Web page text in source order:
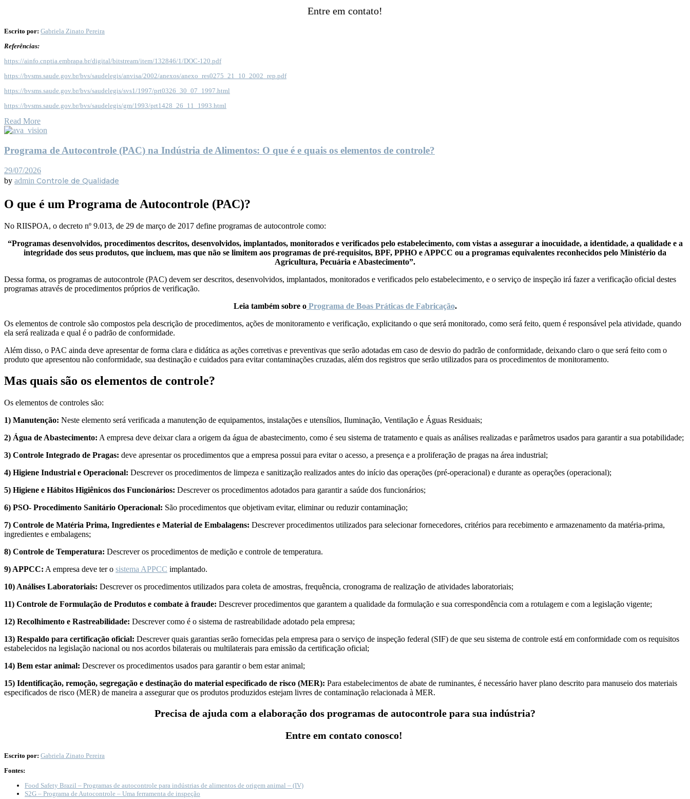
Entre em contato!
Escrito por: Gabriela Zinato Pereira
Referências:
https://ainfo.cnptia.embrapa.br/digital/bitstream/item/132846/1/DOC-120.pdf
https://bvsms.saude.gov.br/bvs/saudelegis/anvisa/2002/anexos/anexo_res0275_21_10_2002_rep.pdf
https://bvsms.saude.gov.br/bvs/saudelegis/svs1/1997/prt0326_30_07_1997.html
https://bvsms.saude.gov.br/bvs/saudelegis/gm/1993/prt1428_26_11_1993.html
Read More
Programa de Autocontrole (PAC) na Indústria de Alimentos: O que é e quais os elementos de controle?
29/07/2026
by admin Controle de Qualidade
O que é um Programa de Autocontrole (PAC)?
No RIISPOA, o decreto nº 9.013, de 29 de março de 2017 define programas de autocontrole como:
“Programas desenvolvidos, procedimentos descritos, desenvolvidos, implantados, monitorados e verificados pelo estabelecimento, com vistas a assegurar a inocuidade, a identidade, a qualidade e a
integridade dos seus produtos, que incluem, mas que não se limitem aos programas de pré-requisitos, BPF, PPHO e APPCC ou a programas equivalentes reconhecidos pelo Ministério da
Agricultura, Pecuária e Abastecimento”.
Dessa forma, os programas de autocontrole (PAC) devem ser descritos, desenvolvidos, implantados, monitorados e verificados pelo estabelecimento, e o serviço de inspeção irá fazer a verificação oficial destes
programas através de procedimentos próprios de verificação.
Leia também sobre oPrograma de Boas Práticas de Fabricação.
Os elementos de controle são compostos pela descrição de procedimentos, ações de monitoramento e verificação, explicitando o que será monitorado, como será feito, quem é responsável pela atividade, quando
ela será realizada e qual é o padrão de conformidade.
Além disso, o PAC ainda deve apresentar de forma clara e didática as ações corretivas e preventivas que serão adotadas em caso de desvio do padrão de conformidade, deixando claro o que será feito com o
produto que apresentou não conformidade, sua destinação e cuidados para evitar contaminações cruzadas, além dos registros que serão utilizados para os procedimentos de monitoramento.
Mas quais são os elementos de controle?
Os elementos de controles são:
1) Manutenção: Neste elemento será verificada a manutenção de equipamentos, instalações e utensílios, Iluminação, Ventilação e Águas Residuais;
2) Água de Abastecimento: A empresa deve deixar clara a origem da água de abastecimento, como é seu sistema de tratamento e quais as análises realizadas e parâmetros usados para garantir a sua potabilidade;
3) Controle Integrado de Pragas: deve apresentar os procedimentos que a empresa possui para evitar o acesso, a presença e a proliferação de pragas na área industrial;
4) Higiene Industrial e Operacional: Descrever os procedimentos de limpeza e sanitização realizados antes do início das operações (pré-operacional) e durante as operações (operacional);
5) Higiene e Hábitos Higiênicos dos Funcionários: Descrever os procedimentos adotados para garantir a saúde dos funcionários;
6) PSO- Procedimento Sanitário Operacional: São procedimentos que objetivam evitar, eliminar ou reduzir contaminação;
7) Controle de Matéria Prima, Ingredientes e Material de Embalagens: Descrever procedimentos utilizados para selecionar fornecedores, critérios para recebimento e armazenamento da matéria-prima,
ingredientes e embalagens;
8) Controle de Temperatura: Descrever os procedimentos de medição e controle de temperatura.
9) APPCC: A empresa deve ter o sistema APPCC implantado.
10) Análises Laboratoriais: Descrever os procedimentos utilizados para coleta de amostras, frequência, cronograma de realização de atividades laboratoriais;
11) Controle de Formulação de Produtos e combate à fraude: Descrever procedimentos que garantem a qualidade da formulação e sua correspondência com a rotulagem e com a legislação vigente;
12) Recolhimento e Rastreabilidade: Descrever como é o sistema de rastreabilidade adotado pela empresa;
13) Respaldo para certificação oficial: Descrever quais garantias serão fornecidas pela empresa para o serviço de inspeção federal (SIF) de que seu sistema de controle está em conformidade com os requisitos
estabelecidos na legislação nacional ou nos acordos bilaterais ou multilaterais para emissão da certificação oficial;
14) Bem estar animal: Descrever os procedimentos usados para garantir o bem estar animal;
15) Identificação, remoção, segregação e destinação do material especificado de risco (MER): Para estabelecimentos de abate de ruminantes, é necessário haver plano descrito para manuseio dos materiais
especificados de risco (MER) de maneira a assegurar que os produtos produzidos estejam livres de contaminação relacionada à MER.
Precisa de ajuda com a elaboração dos programas de autocontrole para sua indústria?
Entre em contato conosco!
Escrito por: Gabriela Zinato Pereira
Fontes:
Food Safety Brazil – Programas de autocontrole para indústrias de alimentos de origem animal – (IV)
S2G – Programa de Autocontrole – Uma ferramenta de inspeção